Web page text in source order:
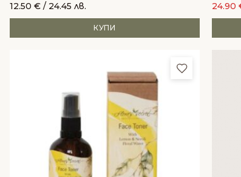
12.50 € / 24.45 лв.
КУПИ
24.90
Добави в